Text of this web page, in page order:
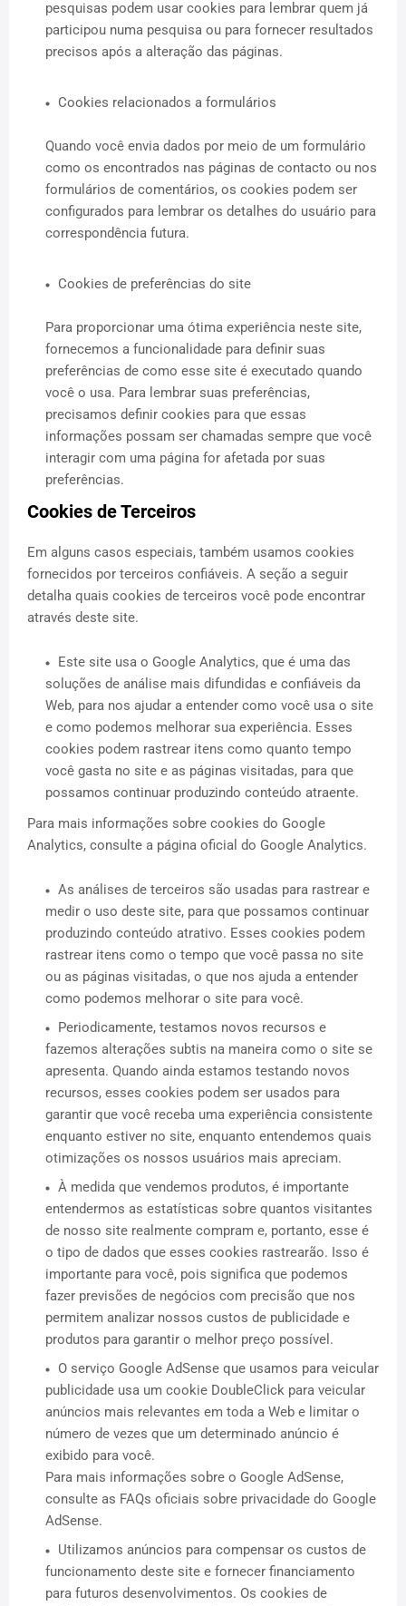
pesquisas podem usar cookies para lembrar quem já
participou numa pesquisa ou para fornecer resultados
precisos após a alteração das páginas.
Cookies relacionados a formulários
Quando você envia dados por meio de um formulário
como os encontrados nas páginas de contacto ou nos
formulários de comentários, os cookies podem ser
configurados para lembrar os detalhes do usuário para
correspondência futura.
Cookies de preferências do site
Para proporcionar uma ótima experiência neste site,
fornecemos a funcionalidade para definir suas
preferências de como esse site é executado quando
você o usa. Para lembrar suas preferências,
precisamos definir cookies para que essas
informações possam ser chamadas sempre que você
interagir com uma página for afetada por suas
preferências.
Cookies de Terceiros
Em alguns casos especiais, também usamos cookies
fornecidos por terceiros confiáveis. A seção a seguir
detalha quais cookies de terceiros você pode encontrar
através deste site.
Este site usa o Google Analytics, que é uma das
soluções de análise mais difundidas e confiáveis ​​da
Web, para nos ajudar a entender como você usa o site
e como podemos melhorar sua experiência. Esses
cookies podem rastrear itens como quanto tempo
você gasta no site e as páginas visitadas, para que
possamos continuar produzindo conteúdo atraente.
Para mais informações sobre cookies do Google
Analytics, consulte a página oficial do Google Analytics.
As análises de terceiros são usadas para rastrear e
medir o uso deste site, para que possamos continuar
produzindo conteúdo atrativo. Esses cookies podem
rastrear itens como o tempo que você passa no site
ou as páginas visitadas, o que nos ajuda a entender
como podemos melhorar o site para você.
Periodicamente, testamos novos recursos e
fazemos alterações subtis na maneira como o site se
apresenta. Quando ainda estamos testando novos
recursos, esses cookies podem ser usados ​​para
garantir que você receba uma experiência consistente
enquanto estiver no site, enquanto entendemos quais
otimizações os nossos usuários mais apreciam.
À medida que vendemos produtos, é importante
entendermos as estatísticas sobre quantos visitantes
de nosso site realmente compram e, portanto, esse é
o tipo de dados que esses cookies rastrearão. Isso é
importante para você, pois significa que podemos
fazer previsões de negócios com precisão que nos
permitem analizar nossos custos de publicidade e
produtos para garantir o melhor preço possível.
O serviço Google AdSense que usamos para veicular
publicidade usa um cookie DoubleClick para veicular
anúncios mais relevantes em toda a Web e limitar o
número de vezes que um determinado anúncio é
exibido para você.
Para mais informações sobre o Google AdSense,
consulte as FAQs oficiais sobre privacidade do Google
AdSense.
Utilizamos anúncios para compensar os custos de
funcionamento deste site e fornecer financiamento
para futuros desenvolvimentos. Os cookies de